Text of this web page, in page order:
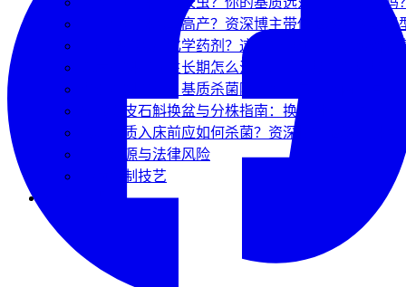
种水草石斛想拿高产？资深博主带你揭秘四大表现
种石斛不想用化学药剂？这几招“物理净床”秘籍你
兜唇石斛不同生长期怎么浇水？营养期与休眠期的
告别石斛烂根！基质杀菌除了多菌灵，这两种高效
盆栽铁皮石斛换盆与分株指南：换土时机、基质消
栽培基质入床前应如何杀菌？资深博主揭秘石斛高
野生资源与法律风险
非遗炮制技艺